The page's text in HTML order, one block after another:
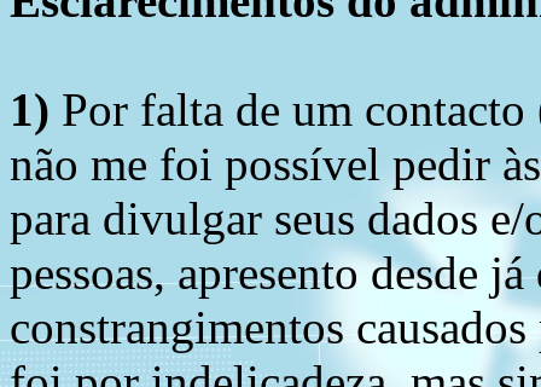
1) Por falta de um
não me foi possível pedir
para divulgar seus dados
pessoas, apresento desde
constrangimentos